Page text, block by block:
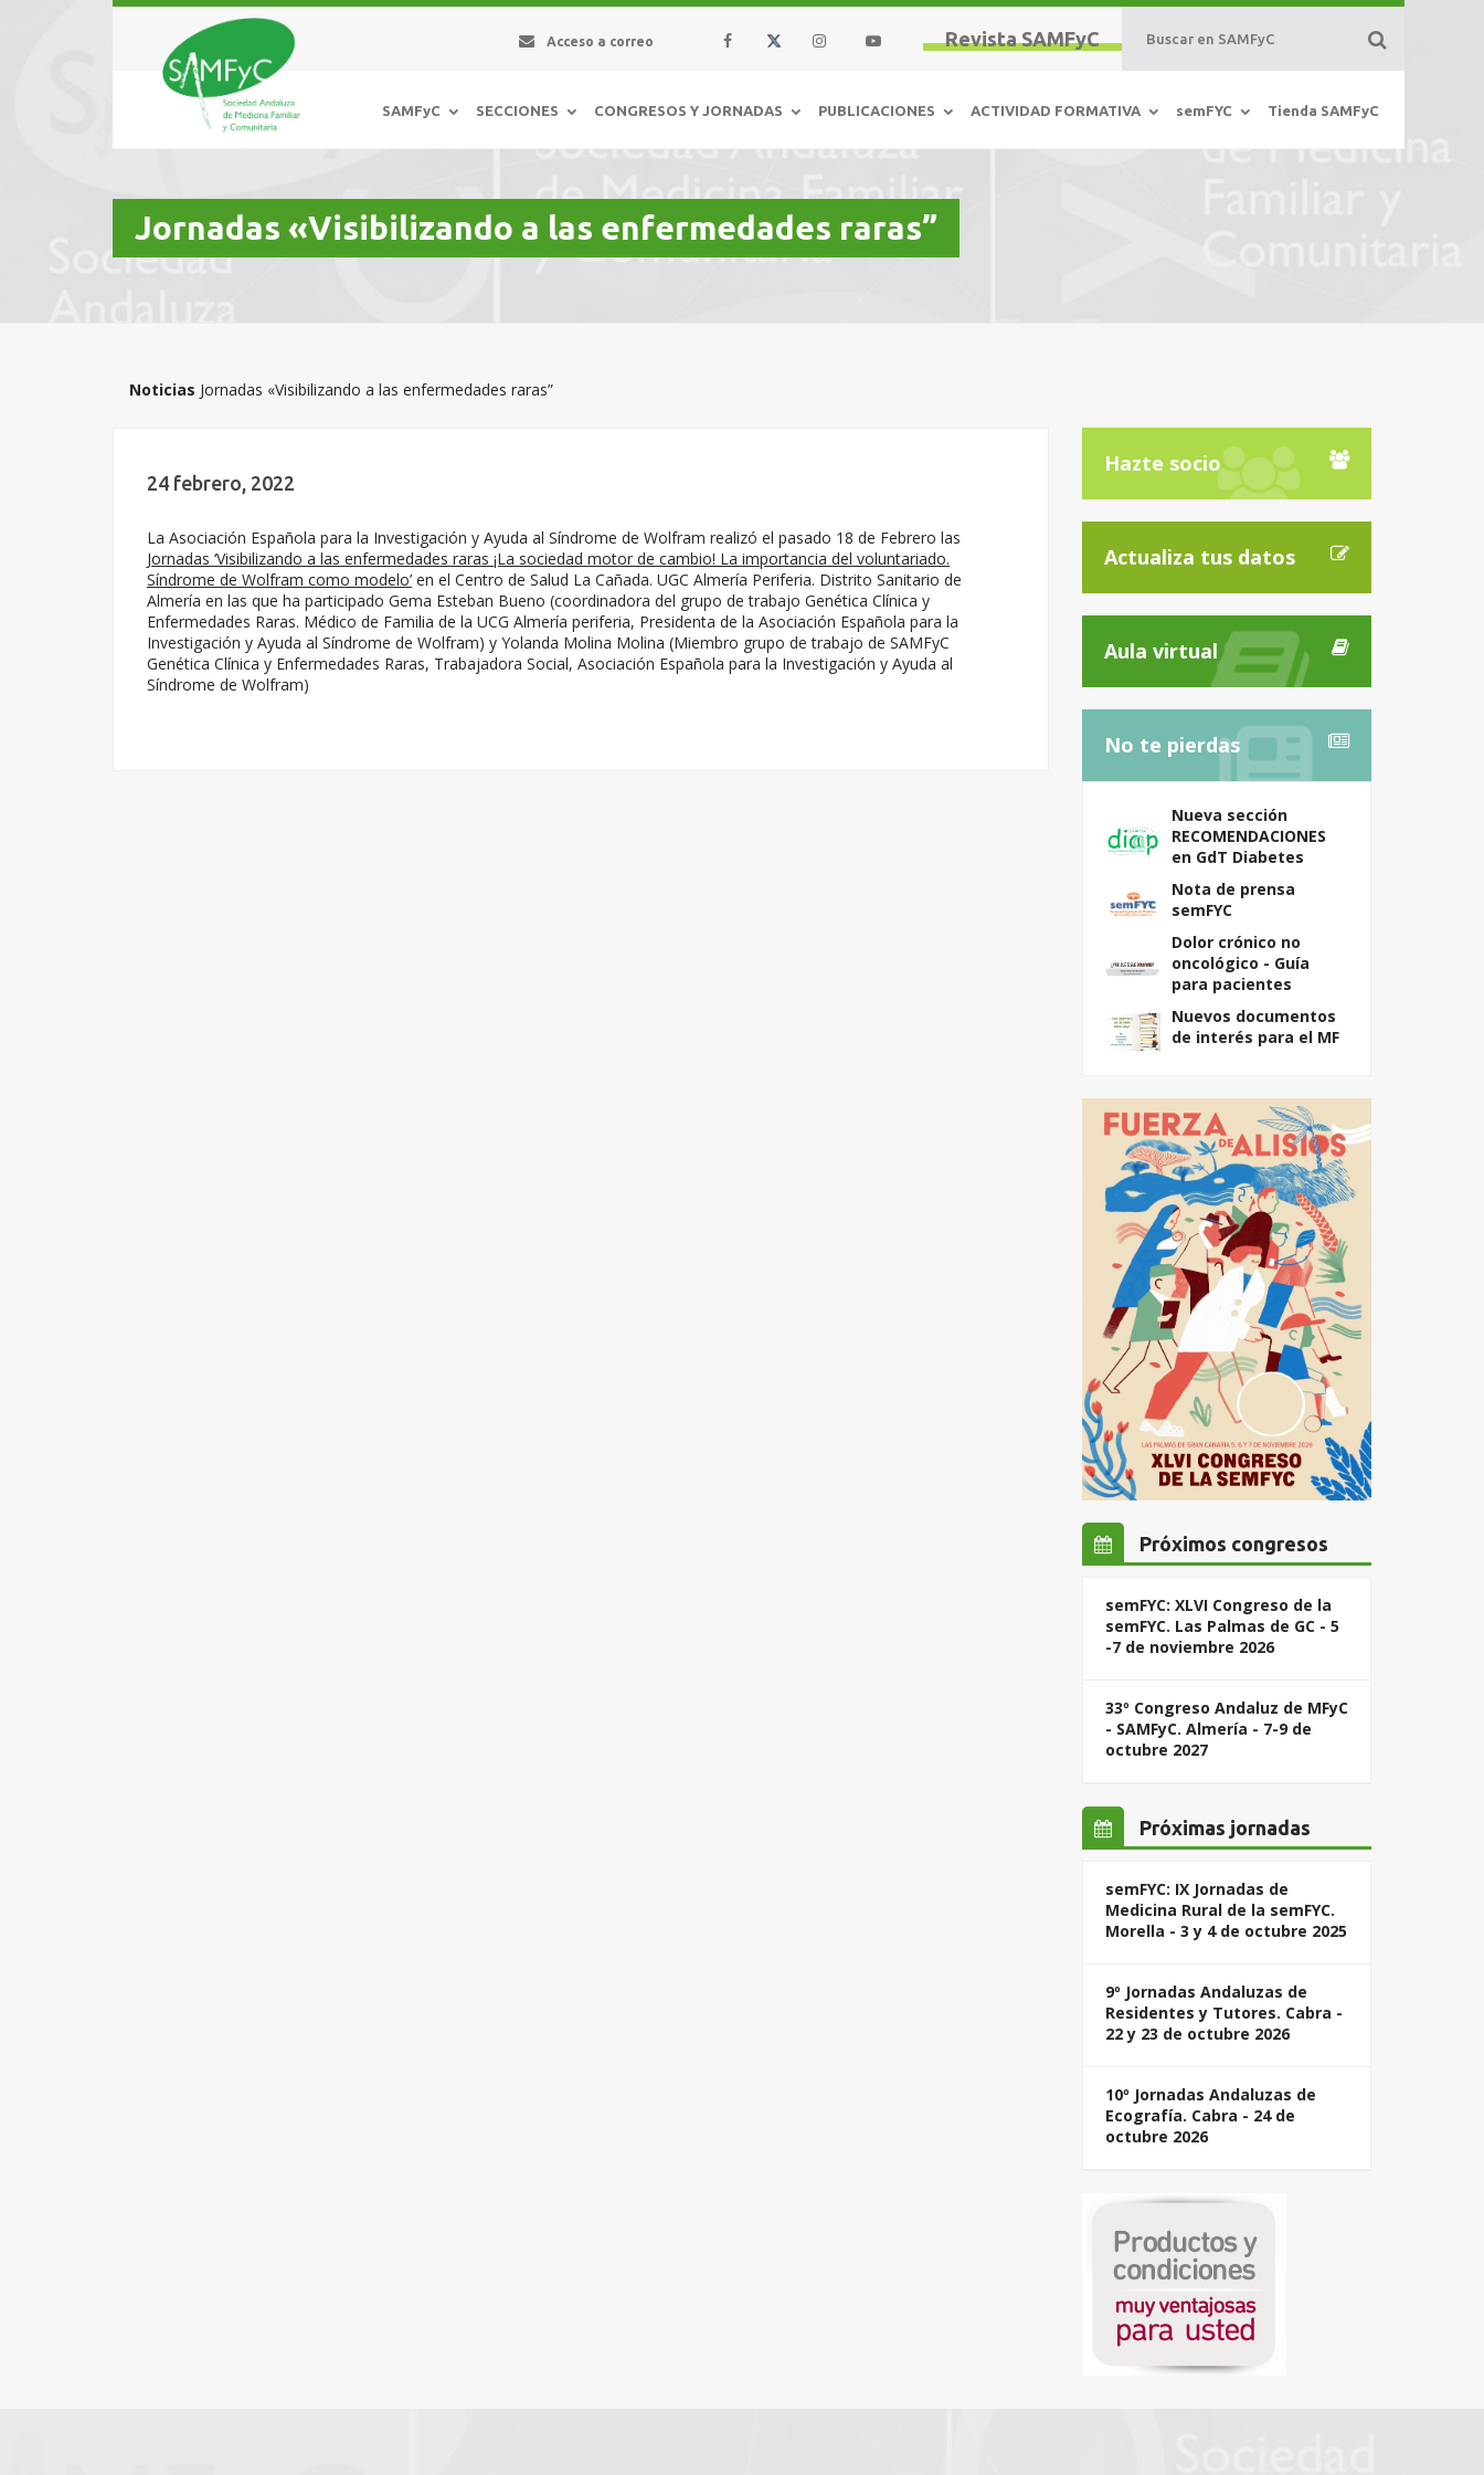
Revista SAMFyC
Acceso a correo
SAMFyC SECCIONES CONGRESOS Y JORNADAS PUBLICACIONES ACTIVIDAD FORMATIVA semFYC Tienda SAMFyC
Jornadas «Visibilizando a las enfermedades raras”
Noticias Jornadas «Visibilizando a las enfermedades raras”
24 febrero, 2022
La Asociación Española para la Investigación y Ayuda al Síndrome de Wolfram realizó el pasado 18 de Febrero las
Jornadas ‘Visibilizando a las enfermedades raras ¡La sociedad motor de cambio! La importancia del voluntariado.
Síndrome de Wolfram como modelo’ en el Centro de Salud La Cañada. UGC Almería Periferia. Distrito Sanitario de
Almería en las que ha participado Gema Esteban Bueno (coordinadora del grupo de trabajo Genética Clínica y
Enfermedades Raras. Médico de Familia de la UCG Almería periferia, Presidenta de la Asociación Española para la
Investigación y Ayuda al Síndrome de Wolfram) y Yolanda Molina Molina (Miembro grupo de trabajo de SAMFyC
Genética Clínica y Enfermedades Raras, Trabajadora Social, Asociación Española para la Investigación y Ayuda al
Síndrome de Wolfram)
Hazte socio
Actualiza tus datos
Aula virtual
No te pierdas
Nueva sección
RECOMENDACIONES
en GdT Diabetes
Nota de prensa
semFYC
Dolor crónico no
oncológico - Guía
para pacientes
Nuevos documentos
de interés para el MF
Próximos congresos
semFYC: XLVI Congreso de la
semFYC. Las Palmas de GC - 5
-7 de noviembre 2026
33º Congreso Andaluz de MFyC
- SAMFyC. Almería - 7-9 de
octubre 2027
Próximas jornadas
semFYC: IX Jornadas de
Medicina Rural de la semFYC.
Morella - 3 y 4 de octubre 2025
9º Jornadas Andaluzas de
Residentes y Tutores. Cabra -
22 y 23 de octubre 2026
10º Jornadas Andaluzas de
Ecografía. Cabra - 24 de
octubre 2026